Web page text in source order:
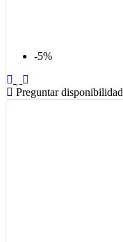
-5%
Preguntar disponibilidad